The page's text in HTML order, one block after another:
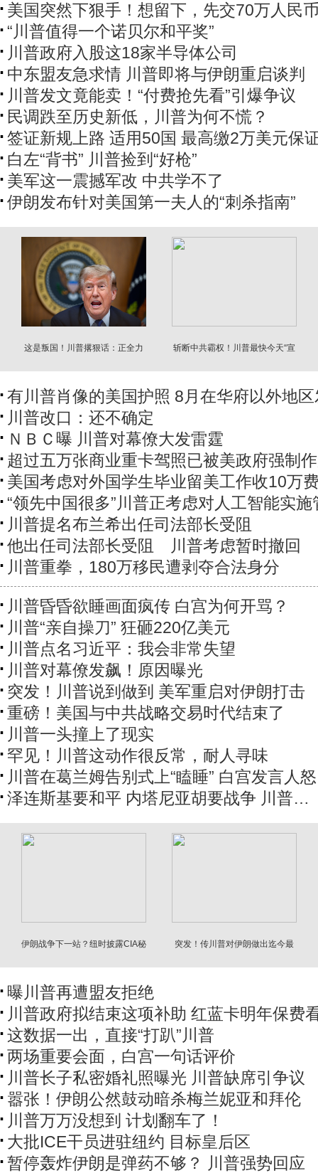
美国突然下狠手！想留下，先交70万人民
“川普值得一个诺贝尔和平奖”
川普政府入股这18家半导体公司
中东盟友急求情 川普即将与伊朗重启谈判
川普发文竟能卖！“付费抢先看”引爆争议
民调跌至历史新低，川普为何不慌？
签证新规上路 适用50国 最高缴2万美元保
白左“背书” 川普捡到“好枪”
美军这一震撼军改 中共学不了
伊朗发布针对美国第一夫人的“刺杀指南”
这是叛国！川普撂狠话：正全力
斩断中共霸权！川普最快今天“宣
有川普肖像的美国护照 8月在华府以外地
川普改口：还不确定
ＮＢＣ曝 川普对幕僚大发雷霆
超过五万张商业重卡驾照已被美政府强制
美国考虑对外国学生毕业留美工作收10万
“领先中国很多”川普正考虑对人工智能实施
川普提名布兰希出任司法部长受阻
他出任司法部长受阻 川普考虑暂时撤回
川普重拳，180万移民遭剥夺合法身分
川普昏昏欲睡画面疯传 白宫为何开骂？
川普“亲自操刀” 狂砸220亿美元
川普点名习近平：我会非常失望
川普对幕僚发飙！原因曝光
突发！川普说到做到 美军重启对伊朗打击
重磅！美国与中共战略交易时代结束了
川普一头撞上了现实
罕见！川普这动作很反常，耐人寻味
川普在葛兰姆告别式上“瞌睡” 白宫发言人
泽连斯基要和平 内塔尼亚胡要战争 川普…
伊朗战争下一站？纽时披露CIA秘
突发！传川普对伊朗做出迄今最
曝川普再遭盟友拒绝
川普政府拟结束这项补助 红蓝卡明年保费
这数据一出，直接“打趴”川普
两场重要会面，白宫一句话评价
川普长子私密婚礼照曝光 川普缺席引争议
嚣张！伊朗公然鼓动暗杀梅兰妮亚和拜伦
川普万万没想到 计划翻车了！
大批ICE干员进驻纽约 目标皇后区
暂停轰炸伊朗是弹药不够？ 川普强势回应